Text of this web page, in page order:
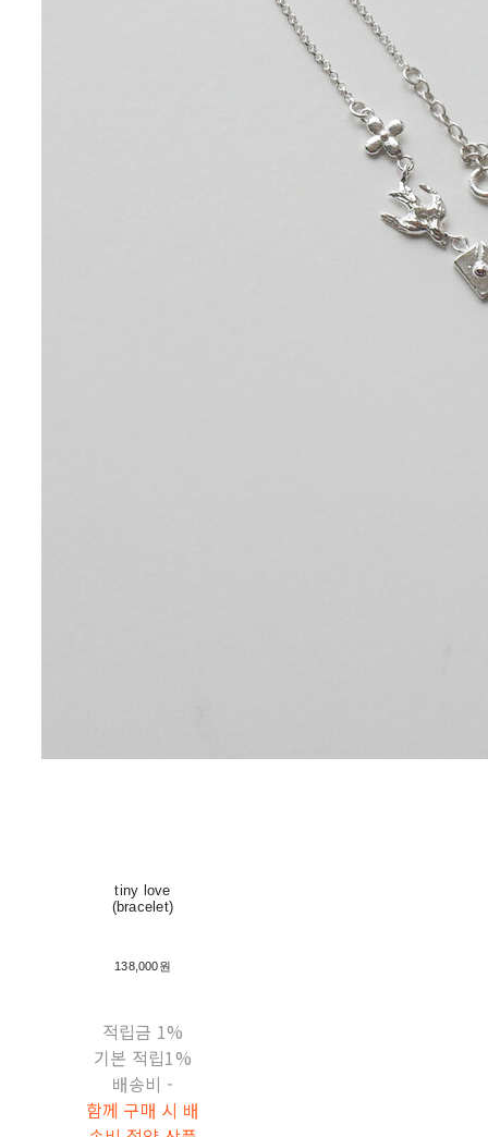
tiny love
(bracelet)
138,000원
적립금 1%
기본 적립1%
배송비 -
함께 구매 시 배